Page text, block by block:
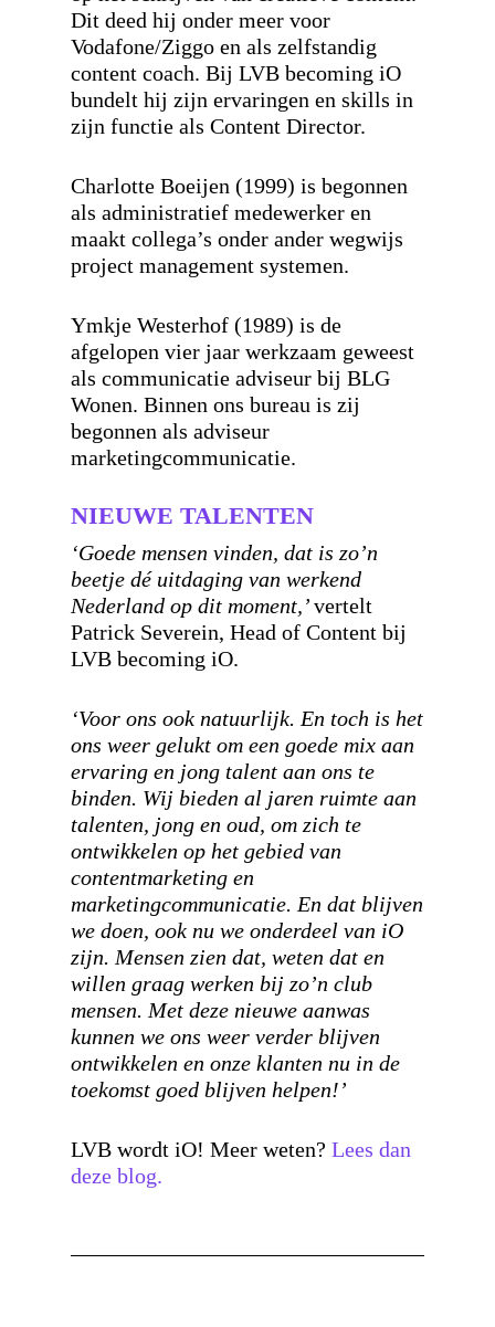
Dit deed hij onder meer voor
Vodafone/Ziggo en als zelfstandig
content coach. Bij LVB becoming iO
bundelt hij zijn ervaringen en skills in
zijn functie als Content Director.
Charlotte Boeijen (1999) is begonnen
als administratief medewerker en
maakt collega’s onder ander wegwijs
project management systemen.
Ymkje Westerhof (1989) is de
afgelopen vier jaar werkzaam geweest
als communicatie adviseur bij BLG
Wonen. Binnen ons bureau is zij
begonnen als adviseur
marketingcommunicatie.
NIEUWE TALENTEN
‘Goede mensen vinden, dat is zo’n
beetje dé uitdaging van werkend
Nederland op dit moment,’vertelt
Patrick Severein, Head of Content bij
LVB becoming iO.
‘Voor ons ook natuurlijk. En toch is het
ons weer gelukt om een goede mix aan
ervaring en jong talent aan ons te
binden. Wij bieden al jaren ruimte aan
talenten, jong en oud, om zich te
ontwikkelen op het gebied van
contentmarketing en
marketingcommunicatie. En dat blijven
we doen, ook nu we onderdeel van iO
zijn. Mensen zien dat, weten dat en
willen graag werken bij zo’n club
mensen. Met deze nieuwe aanwas
kunnen we ons weer verder blijven
ontwikkelen en onze klanten nu in de
toekomst goed blijven helpen!’
LVB wordt iO! Meer weten? Lees dan
deze blog.